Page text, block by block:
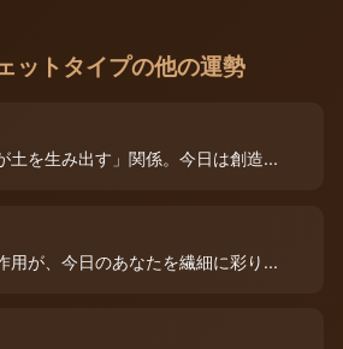
ットタイプの他の運勢
土を生み出す」関係。今日は創造...
用が、今日のあなたを繊細に彩り...